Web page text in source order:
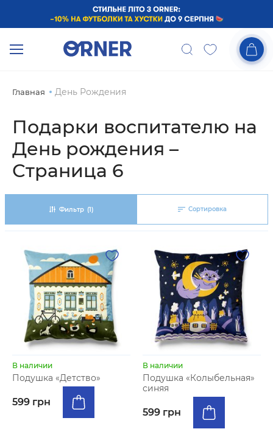
Главная День Рождения
Подарки воспитателю на
День рождения –
Страница 6
Фильтр (1) Сортировка
В наличии
Подушка «Детство»
599 грн
В наличии
Подушка «Колыбельная»
синяя
599 грн